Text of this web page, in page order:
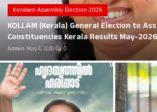
Career
Education
Business
Local News
Earn Money
Keralam Assembly Election 2026
KOLLAM (Kerala) General Election to
Constituencies Kerala Results May-2026
Admin May 4, 2026 0